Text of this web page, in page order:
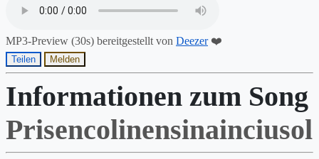
MP3-Preview (30s) bereitgestellt von Deezer❤️
Teilen Melden
Informationen zum Song
Prisencolinensinainciusol